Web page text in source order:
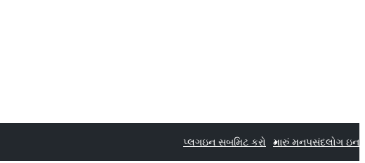
પ્લગઇન સબમિટ કરો મારું મનપસંદલોગ ઇન